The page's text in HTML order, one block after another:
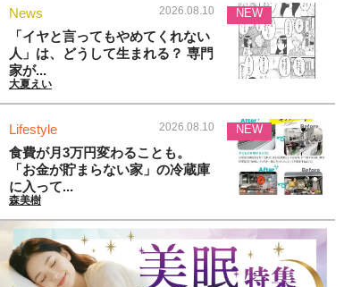
News 2026.08.10
「イヤと言ってもやめてくれない
人」は、どうして生まれる？ 専門
家が...
大夏えい
NEW
Lifestyle 2026.08.10
食費が月3万円変わることも。
「お金が貯まらない家」の冷蔵庫
に入って...
森美樹
NEW